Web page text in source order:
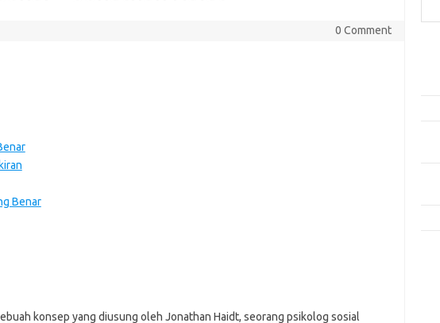
0 Comment
Benar
konsep yang diusung oleh Jonathan Haidt, seorang psikolog sosial